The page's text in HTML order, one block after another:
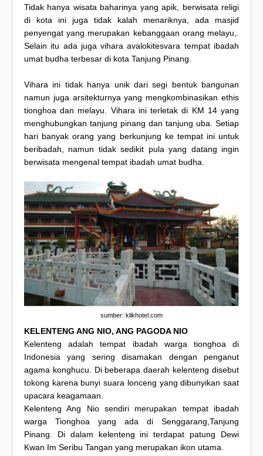
Tidak hanya wisata baharinya yang apik, berwisata religi
di kota ini juga tidak kalah menariknya, ada masjid
penyengat yang merupakan kebanggaan orang melayu,.
Selain itu ada juga vihara avalokitesvara tempat ibadah
umat budha terbesar di kota Tanjung Pinang.
Vihara ini tidak hanya unik dari segi bentuk bangunan
namun juga arsitekturnya yang mengkombinasikan ethis
tionghoa dan melayu. Vihara ini terletak di KM 14 yang
menghubungkan tanjung pinang dan tanjung uba. Setiap
hari banyak orang yang berkunjung ke tempat ini untuk
beribadah, namun tidak sedikit pula yang datang ingin
berwisata mengenal tempat ibadah umat budha.
sumber: klikhotel.com
KELENTENG ANG NIO, ANG PAGODA NIO
Kelenteng adalah tempat ibadah warga tionghoa di
Indonesia yang sering disamakan dengan penganut
agama konghucu. Di beberapa daerah kelenteng disebut
tokong karena bunyi suara lonceng yang dibunyikan saat
upacara keagamaan.
Kelenteng Ang Nio sendiri merupakan tempat ibadah
warga Tionghoa yang ada di Senggarang,Tanjung
Pinang. Di dalam kelenteng ini terdapat patung Dewi
Kwan Im Seribu Tangan yang merupakan ikon utama.